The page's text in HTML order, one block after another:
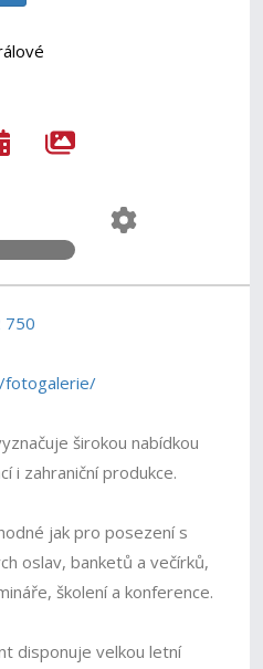
750
fotogalerie/
širokou nabídkou
i zahraniční produkce.
jak pro posezení s
oslav, banketů a večírků,
školení a konference.
disponuje velkou letní